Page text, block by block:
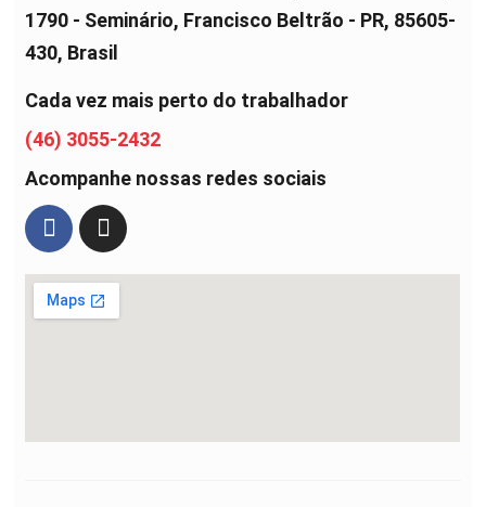
1790 - Seminário, Francisco Beltrão - PR, 85605-
430, Brasil
Cada vez mais perto do trabalhador
(46) 3055-2432
Acompanhe nossas redes sociais